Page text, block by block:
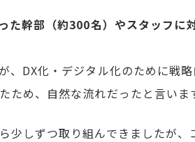
た幹部（約300名）やスタッフ
、DX化・デジタル化のために戦
め、自然な流れだったと言いま
少しずつ取り組んできましたが